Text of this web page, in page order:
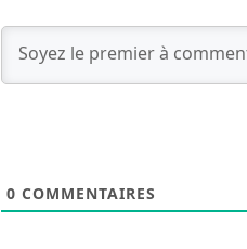
0 COMMENTAIRES